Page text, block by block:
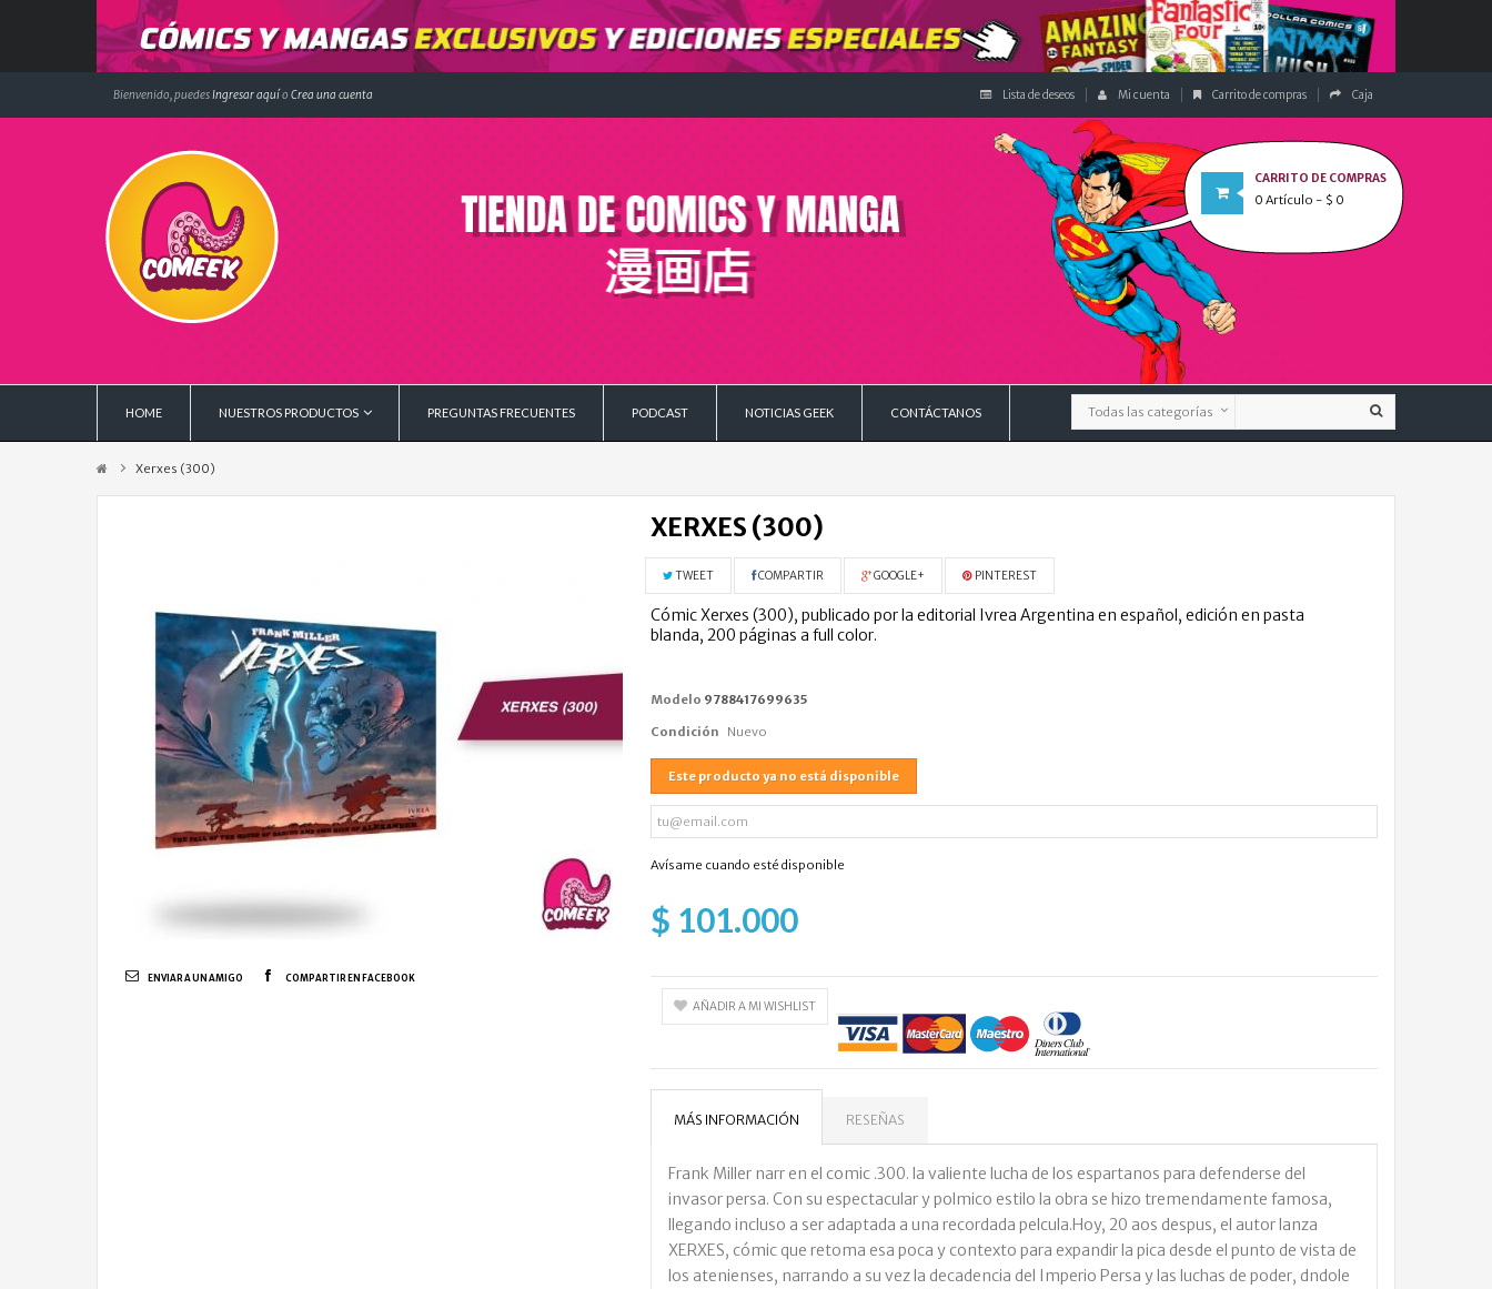
Bienvenido, puedesIngresar aquío Crea una cuenta Lista de deseos Mi cuenta Carrito de compras Caja
CARRITO DE COMPRAS
0 Artículo - $ 0
HOME NUESTROS PRODUCTOS PREGUNTAS FRECUENTES PODCAST NOTICIAS GEEK CONTÁCTANOS
Xerxes (300)
ENVIAR A UN AMIGO COMPARTIR EN FACEBOOK
XERXES (300)
TWEET COMPARTIR GOOGLE+ PINTEREST
Cómic Xerxes (300), publicado por la editorial Ivrea Argentina en español, edición en pasta
blanda, 200 páginas a full color.
Modelo 9788417699635
Condición Nuevo
Este producto ya no está disponible
Avísame cuando esté disponible
$ 101.000
AÑADIR A MI WISHLIST
MÁS INFORMACIÓN RESEÑAS
Frank Miller narr en el comic .300. la valiente lucha de los espartanos para defenderse del
invasor persa. Con su espectacular y polmico estilo la obra se hizo tremendamente famosa,
llegando incluso a ser adaptada a una recordada pelcula.Hoy, 20 aos despus, el autor lanza
XERXES, cómic que retoma esa poca y contexto para expandir la pica desde el punto de vista de
los atenienses, narrando a su vez la decadencia del Imperio Persa y las luchas de poder, dndole